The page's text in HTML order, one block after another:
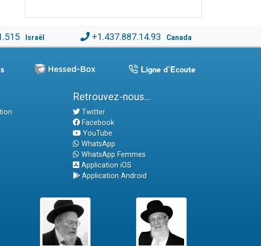
Israël +1.437.887.14.93 Canada
Retrouvez-nous...
Twitter
Facebook
YouTube
WhatsApp
WhatsApp Femmes
Application iOS
Application Android